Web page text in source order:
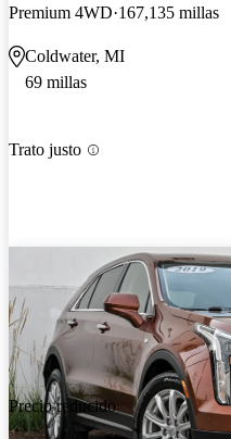
Premium 4WD 167,135 millas
Coldwater, MI
69 millas
Trato justo
Precio reducido